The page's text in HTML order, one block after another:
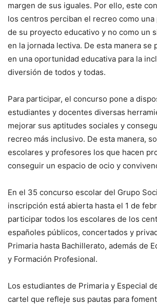
margen de sus iguales. Por ello, este
los centros perciban el recreo como
de su proyecto educativo y no como un
en la jornada lectiva. De esta manera se
en una oportunidad educativa para la
diversión de todos y todas.
Para participar, el concurso pone a
estudiantes y docentes diversas
mejorar sus aptitudes sociales y
recreo más inclusivo. De esta manera,
escolares y profesores los que hacen
conseguir un espacio de ocio y
En el 35 concurso escolar del Grupo
inscripción está abierta hasta el 1 de
participar todos los escolares de los
españoles públicos, concertados y
Primaria hasta Bachillerato, además de
y Formación Profesional.
Los estudiantes de Primaria y Especial
cartel que refleje sus pautas para